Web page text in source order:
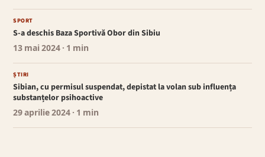
SPORT
S-a deschis Baza Sportivă Obor din Sibiu
13 mai 2024 · 1 min
ȘTIRI
Sibian, cu permisul suspendat, depistat la volan sub influența
substanțelor psihoactive
29 aprilie 2024 · 1 min